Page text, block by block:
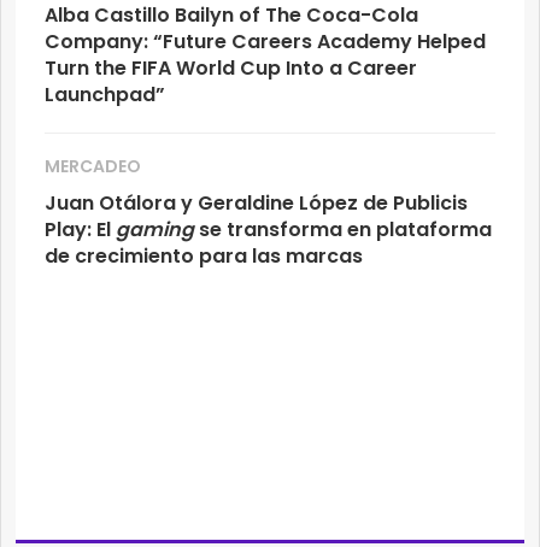
Alba Castillo Bailyn of The Coca-Cola
Company: “Future Careers Academy Helped
Turn the FIFA World Cup Into a Career
Launchpad”
MERCADEO
Juan Otálora y Geraldine López de Publicis
Play: El gamingse transforma en plataforma
de crecimiento para las marcas